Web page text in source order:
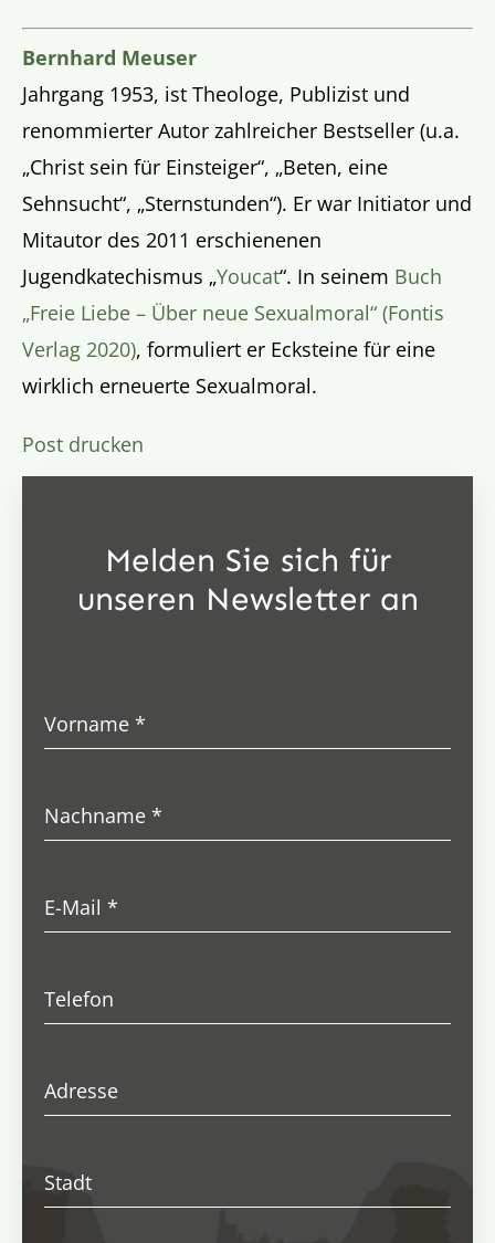
Bernhard Meuser
Jahrgang 1953, ist Theologe, Publizist und
renommierter Autor zahlreicher Bestseller (u.a.
„Christ sein für Einsteiger“, „Beten, eine
Sehnsucht“, „Sternstunden“). Er war Initiator und
Mitautor des 2011 erschienenen
Jugendkatechismus „Youcat“. In seinem Buch
„Freie Liebe – Über neue Sexualmoral“ (Fontis
Verlag 2020), formuliert er Ecksteine für eine
wirklich erneuerte Sexualmoral.
Post drucken
Melden Sie sich für
unseren Newsletter an
Vorname*
Nachname*
E-Mail*
Telefon
Adresse
Stadt